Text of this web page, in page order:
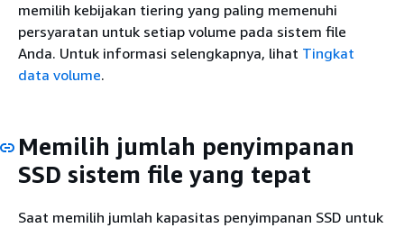
memilih kebijakan tiering yang paling memenuhi
persyaratan untuk setiap volume pada sistem file
Anda. Untuk informasi selengkapnya, lihat Tingkat
data volume.
Memilih jumlah penyimpanan
SSD sistem file yang tepat
Saat memilih jumlah kapasitas penyimpanan SSD untuk